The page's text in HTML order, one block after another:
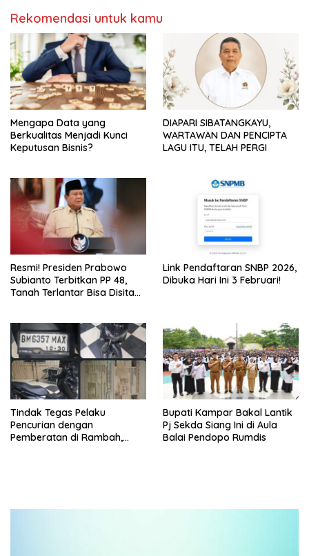
Rekomendasi untuk kamu
Mengapa Data yang
Berkualitas Menjadi Kunci
Keputusan Bisnis?
DIAPARI SIBATANGKAYU,
WARTAWAN DAN PENCIPTA
LAGU ITU, TELAH PERGI
Resmi! Presiden Prabowo
Subianto Terbitkan PP 48,
Tanah Terlantar Bisa Disita
Link Pendaftaran SNBP 2026,
Dibuka Hari Ini 3 Februari!
Tindak Tegas Pelaku
Pencurian dengan
Pemberatan di Rambah,
Bupati Kampar Bakal Lantik
Pj Sekda Siang Ini di Aula
Balai Pendopo Rumdis